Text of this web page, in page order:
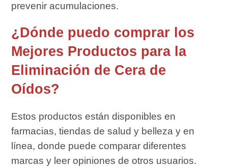
prevenir acumulaciones.
¿Dónde puedo comprar los
Mejores Productos para la
Eliminación de Cera de
Oídos?
Estos productos están disponibles en
farmacias, tiendas de salud y belleza y en
línea, donde puede comparar diferentes
marcas y leer opiniones de otros usuarios.